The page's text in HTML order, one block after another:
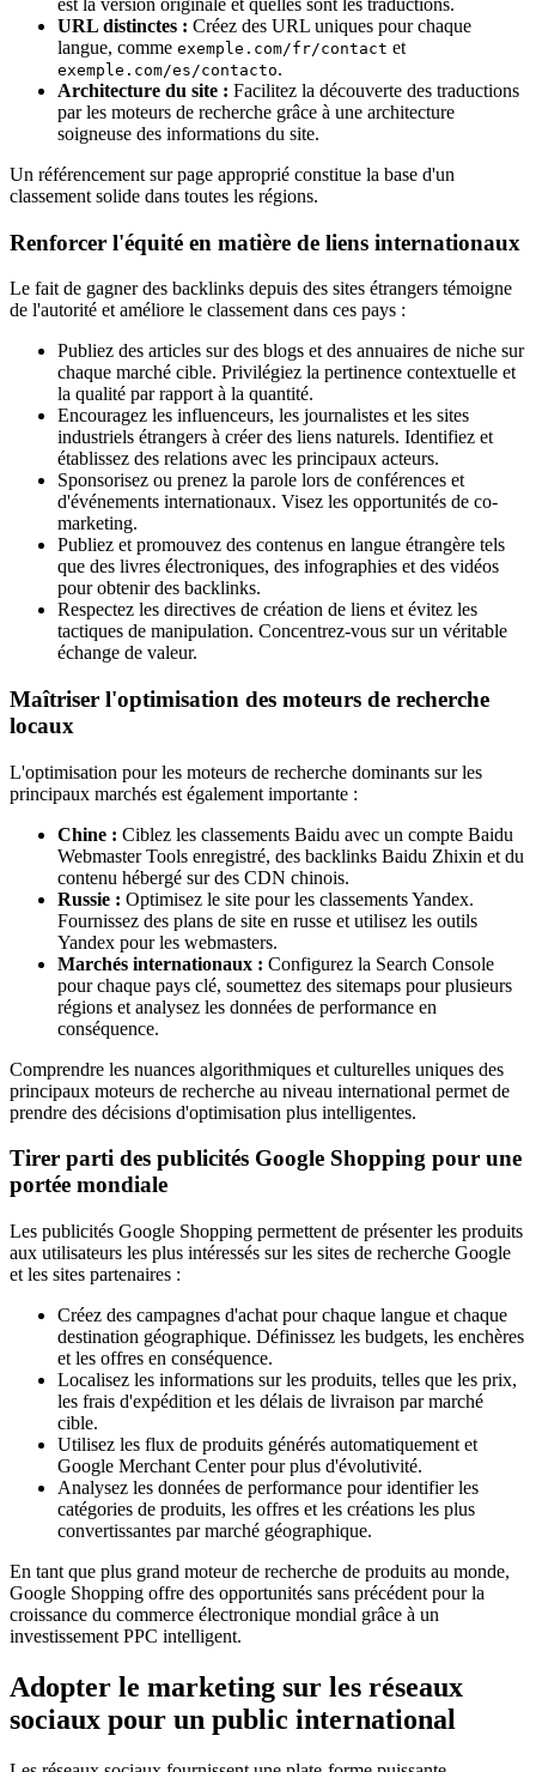
URL distinctes : Créez des URL uniques pour chaque
langue, comme exemple.com/fr/contact et
exemple.com/es/contacto.
Architecture du site : Facilitez la découverte des traductions
par les moteurs de recherche grâce à une architecture
soigneuse des informations du site.
Un référencement sur page approprié constitue la base d'un
classement solide dans toutes les régions.
Renforcer l'équité en matière de liens internationaux
Le fait de gagner des backlinks depuis des sites étrangers témoigne
de l'autorité et améliore le classement dans ces pays :
Publiez des articles sur des blogs et des annuaires de niche sur
chaque marché cible. Privilégiez la pertinence contextuelle et
la qualité par rapport à la quantité.
Encouragez les influenceurs, les journalistes et les sites
industriels étrangers à créer des liens naturels. Identifiez et
établissez des relations avec les principaux acteurs.
Sponsorisez ou prenez la parole lors de conférences et
d'événements internationaux. Visez les opportunités de co-
marketing.
Publiez et promouvez des contenus en langue étrangère tels
que des livres électroniques, des infographies et des vidéos
pour obtenir des backlinks.
Respectez les directives de création de liens et évitez les
tactiques de manipulation. Concentrez-vous sur un véritable
échange de valeur.
Maîtriser l'optimisation des moteurs de recherche
locaux
L'optimisation pour les moteurs de recherche dominants sur les
principaux marchés est également importante :
Chine : Ciblez les classements Baidu avec un compte Baidu
Webmaster Tools enregistré, des backlinks Baidu Zhixin et du
contenu hébergé sur des CDN chinois.
Russie : Optimisez le site pour les classements Yandex.
Fournissez des plans de site en russe et utilisez les outils
Yandex pour les webmasters.
Marchés internationaux : Configurez la Search Console
pour chaque pays clé, soumettez des sitemaps pour plusieurs
régions et analysez les données de performance en
conséquence.
Comprendre les nuances algorithmiques et culturelles uniques des
principaux moteurs de recherche au niveau international permet de
prendre des décisions d'optimisation plus intelligentes.
Tirer parti des publicités Google Shopping pour une
portée mondiale
Les publicités Google Shopping permettent de présenter les produits
aux utilisateurs les plus intéressés sur les sites de recherche Google
et les sites partenaires :
Créez des campagnes d'achat pour chaque langue et chaque
destination géographique. Définissez les budgets, les enchères
et les offres en conséquence.
Localisez les informations sur les produits, telles que les prix,
les frais d'expédition et les délais de livraison par marché
cible.
Utilisez les flux de produits générés automatiquement et
Google Merchant Center pour plus d'évolutivité.
Analysez les données de performance pour identifier les
catégories de produits, les offres et les créations les plus
convertissantes par marché géographique.
En tant que plus grand moteur de recherche de produits au monde,
Google Shopping offre des opportunités sans précédent pour la
croissance du commerce électronique mondial grâce à un
investissement PPC intelligent.
Adopter le marketing sur les réseaux
sociaux pour un public international